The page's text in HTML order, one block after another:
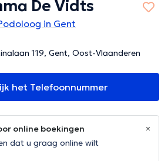
De Vidts
in Gent
119, Gent, Oost-Vlaanderen
het Telefoonnummer
online boekingen
dat u graag online wilt